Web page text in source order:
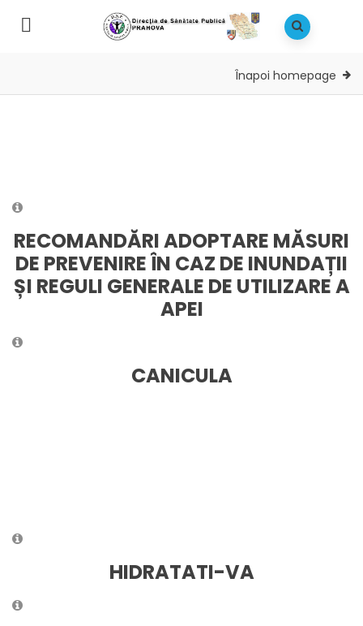
Înapoi homepage
RECOMANDĂRI ADOPTARE MĂSURI
DE PREVENIRE ÎN CAZ DE INUNDAȚII
ȘI REGULI GENERALE DE UTILIZARE A
APEI
CANICULA
HIDRATATI-VA